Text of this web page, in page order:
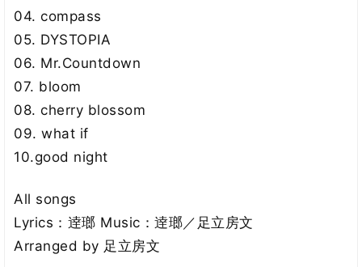
04. compass
05. DYSTOPIA
06. Mr.Countdown
07. bloom
08. cherry blossom
09. what if
10.good night
All songs
Lyrics：逹瑯 Music：逹瑯／足立房文
Arranged by 足立房文